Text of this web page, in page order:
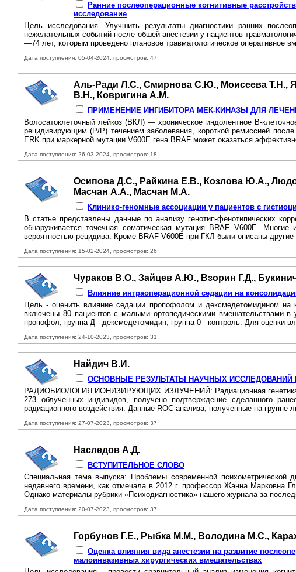
Ранние послеоперационные когнитивные
исследование
Цель исследования. Улучшить результаты диагностики ранних
нежелательных событий после обшей анестезии у пациентов
—74 лет, которым проведено плановое травматологическое оперативное
Дата поступления: 05-04-2024, просмотров: 47
Аль-Ради Л.С., Смирнова С.Ю., Моисеева Т.Н.,
В.Н., Ковригина А.М.
ПРИМЕНЕНИЕ ИНГИБИТОРА МЕК-КИНАЗЫ ДЛЯ
Волосатоклеточный лейкоз (ВКЛ) — хроническое индолентное В-
рецидивирующим (Р/Р) течением заболевания, короткой ремиссией
ERK при маркерной мутации V600E гена BRAF может оказаться
Дата поступления: 26-03-2024, просмотров: 18
Осипова Д.С., Райкина Е.В., Козлова Ю.А.,
Масчан А.А., Масчан М.А.
Клинико-геномные ассоциации у пациентов с
B статье представлены данные по анализу генотип-фенотипических
обнаруживается точечная соматическая мутация BRAF V600E.
вероятностью рецидива. Кроме BRAF V600E при ГКЛ были описаны другие
Дата поступления: 15-02-2024, просмотров: 26
Чураков В.О., Зайцев А.Ю., Взорин Г.Д.,
Влияние интраоперационной седации на
Цель - оценить влияние седации пропофолом и дексмедетомидином на
включены 80 пациентов с малыми ортопедическими вмешательствами
пропофол, группа Д - дексмедетомидин, группа 0 - контроль. Для оценки
Дата поступления: 24-10-2023, просмотров: 31
Найдич В.И.
ОСНОВНЫЕ РЕЗУЛЬТАТЫ НАУЧНЫХ ИССЛЕДОВАНИЙ
РАДИОБИОЛОГИЯ ИОНИЗИРУЮЩИХ ИЗЛУЧЕНИЙ: Радиационная генетика.
273 облученных индивидов, получено подтверждение сделанного
радиационного воздействия. Данные ROC-анализа, полученные на группе
Дата поступления: 27-07-2023, просмотров: 37
Наследов А.Д.
ВСТУПИТЕЛЬНОЕ СЛОВО
Специальная тема выпуска: Проблемы современной психометрической
недавнего времени, как отмечала в 2012 г. профессор Жанна Марковна
Однако материалы рубрики «Психодиагностика» нашего журнала за
Дата поступления: 20-07-2023, просмотров: 37
Горбунов Г.Е., Рыбка М.М., Володина М.С.,
Оценка влияния вида анестезии на развитие
малоинвазивных хирургических вмешательствах